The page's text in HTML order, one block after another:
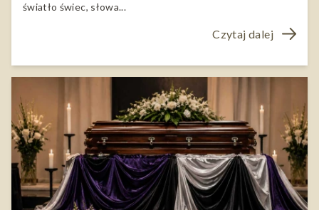
światło świec, słowa...
Czytaj dalej